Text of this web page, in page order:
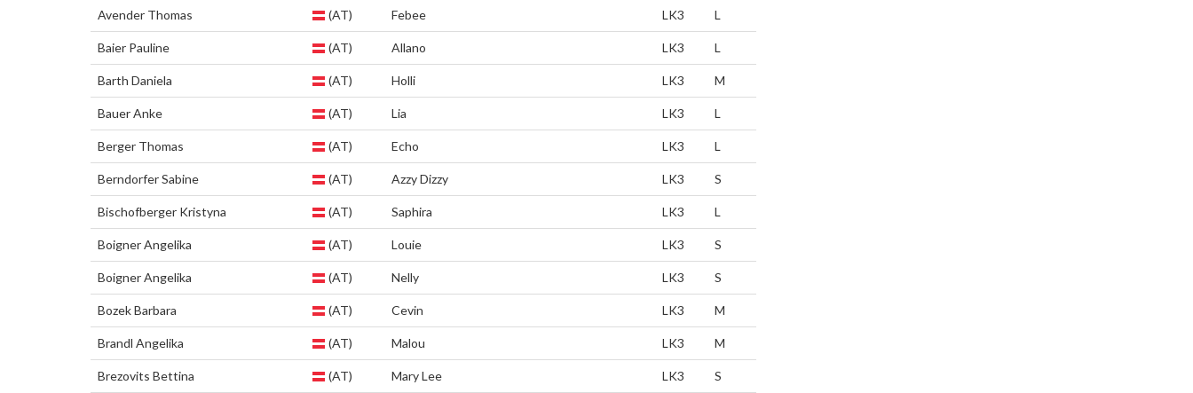
Avender Thomas (AT) Febee LK3 L
Baier Pauline (AT) Allano LK3 L
Barth Daniela (AT) Holli LK3 M
Bauer Anke (AT) Lia LK3 L
Berger Thomas (AT) Echo LK3 L
Berndorfer Sabine (AT) Azzy Dizzy LK3 S
Bischofberger Kristyna (AT) Saphira LK3 L
Boigner Angelika (AT) Louie LK3 S
Boigner Angelika (AT) Nelly LK3 S
Bozek Barbara (AT) Cevin LK3 M
Brandl Angelika (AT) Malou LK3 M
Brezovits Bettina (AT) Mary Lee LK3 S